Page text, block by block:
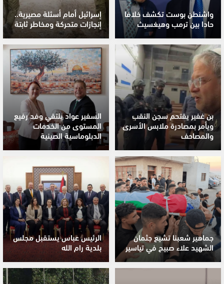
واشنطن بوست تكشف خلافا
حادا بين ترمب وهيغسيث
إسرائيل أمام أسئلة مصيرية..
إنجازات متحركة ومخاطر ثابتة
بن غفير يقتحم سجن النقب
ويأمر بمصادرة ملابس الأسرى
والمصاحف
السفير عواد يلتقي وفد رفيع
المستوى من الخدمات
الدبلوماسية الصينية
جماهير شعبنا تشيع جثمان
الشهيد علاء صبيح في تياسير
الرئيس عباس يستقبل مجلس
بلدية رام الله